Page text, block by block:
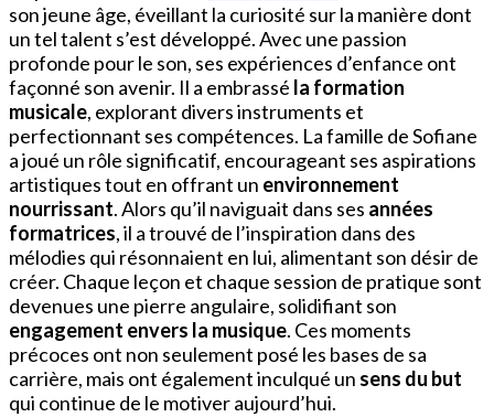
son jeune âge, éveillant la curiosité sur la manière dont
un tel talent s’est développé. Avec une passion
profonde pour le son, ses expériences d’enfance ont
façonné son avenir. Il a embrassé la formation
musicale, explorant divers instruments et
perfectionnant ses compétences. La famille de Sofiane
a joué un rôle significatif, encourageant ses aspirations
artistiques tout en offrant un environnement
nourrissant. Alors qu’il naviguait dans ses années
formatrices, il a trouvé de l’inspiration dans des
mélodies qui résonnaient en lui, alimentant son désir de
créer. Chaque leçon et chaque session de pratique sont
devenues une pierre angulaire, solidifiant son
engagement envers la musique. Ces moments
précoces ont non seulement posé les bases de sa
carrière, mais ont également inculqué un sens du but
qui continue de le motiver aujourd’hui.